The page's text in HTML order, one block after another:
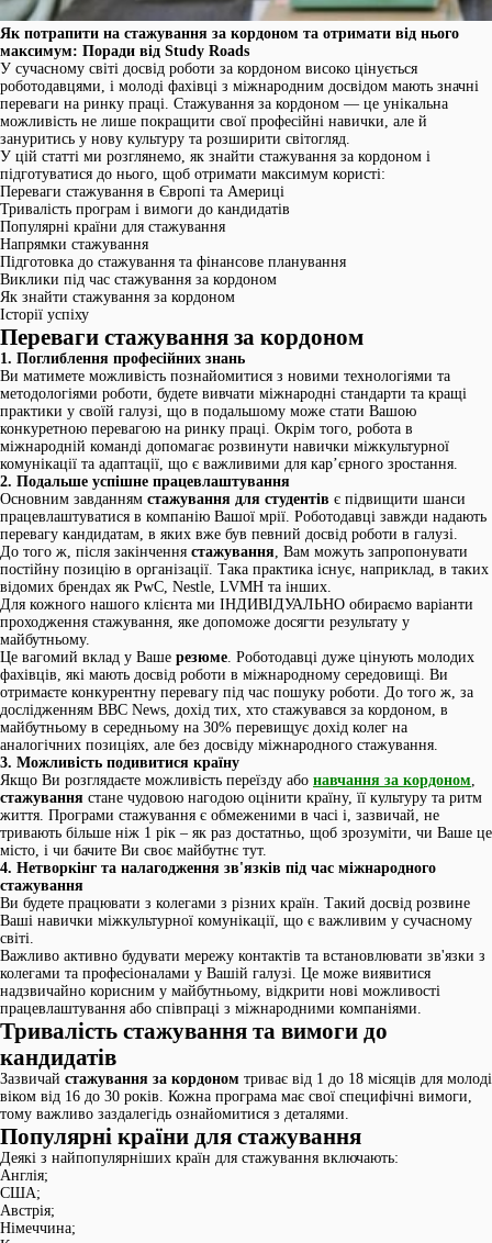
Як потрапити на стажування за кордоном та отримати від нього
максимум: Поради від Study Roads
У сучасному світі досвід роботи за кордоном високо цінується
роботодавцями, і молоді фахівці з міжнародним досвідом мають значні
переваги на ринку праці. Стажування за кордоном — це унікальна
можливість не лише покращити свої професійні навички, але й
зануритись у нову культуру та розширити світогляд.
У цій статті ми розглянемо, як знайти стажування за кордоном і
підготуватися до нього, щоб отримати максимум користі:
Переваги стажування в Європі та Америці
Тривалість програм і вимоги до кандидатів
Популярні країни для стажування
Напрямки стажування
Підготовка до стажування та фінансове планування
Виклики під час стажування за кордоном
Як знайти стажування за кордоном
Історії успіху
Переваги стажування за кордоном
1. Поглиблення професійних знань
Ви матимете можливість познайомитися з новими технологіями та
методологіями роботи, будете вивчати міжнародні стандарти та кращі
практики у своїй галузі, що в подальшому може стати Вашою
конкуретною перевагою на ринку праці. Окрім того, робота в
міжнародній команді допомагає розвинути навички міжкультурної
комунікації та адаптації, що є важливими для кар’єрного зростання.
2. Подальше успішне працевлаштування
Основним завданням стажування для студентів є підвищити шанси
працевлаштуватися в компанію Вашої мрії. Роботодавці завжди надають
перевагу кандидатам, в яких вже був певний досвід роботи в галузі.
До того ж, після закінчення стажування, Вам можуть запропонувати
постійну позицію в організації. Така практика існує, наприклад, в таких
відомих брендах як PwC, Nestle, LVMH та інших.
Для кожного нашого клієнта ми ІНДИВІДУАЛЬНО обираємо варіанти
проходження стажування, яке допоможе досягти результату у
майбутньому.
Це вагомий вклад у Ваше резюме. Роботодавці дуже цінують молодих
фахівців, які мають досвід роботи в міжнародному середовищі. Ви
отримаєте конкурентну перевагу під час пошуку роботи. До того ж, за
дослідженням BBC News, дохід тих, хто стажувався за кордоном, в
майбутньому в середньому на 30% перевищує дохід колег на
аналогічних позиціях, але без досвіду міжнародного стажування.
3. Можливість подивитися країну
Якщо Ви розглядаєте можливість переїзду або навчання за кордоном,
стажування стане чудовою нагодою оцінити країну, її культуру та ритм
життя. Програми стажування є обмеженими в часі і, зазвичай, не
тривають більше ніж 1 рік – як раз достатньо, щоб зрозуміти, чи Ваше це
місто, і чи бачите Ви своє майбутнє тут.
4. Нетворкінг та налагодження зв'язків під час міжнародного
стажування
Ви будете працювати з колегами з різних країн. Такий досвід розвине
Ваші навички міжкультурної комунікації, що є важливим у сучасному
світі.
Важливо активно будувати мережу контактів та встановлювати зв'язки з
колегами та професіоналами у Вашій галузі. Це може виявитися
надзвичайно корисним у майбутньому, відкрити нові можливості
працевлаштування або співпраці з міжнародними компаніями.
Тривалість стажування та вимоги до
кандидатів
Зазвичай стажування за кордоном триває від 1 до 18 місяців для молоді
віком від 16 до 30 років. Кожна програма має свої специфічні вимоги,
тому важливо заздалегідь ознайомитися з деталями.
Популярні країни для стажування
Деякі з найпопулярніших країн для стажування включають:
Англія;
США;
Австрія;
Німеччина;